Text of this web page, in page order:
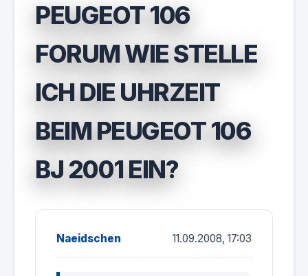
PEUGEOT 106
FORUM WIE STELLE
ICH DIE UHRZEIT
BEIM PEUGEOT 106
BJ 2001 EIN?
Naeidschen 11.09.2008, 17:03